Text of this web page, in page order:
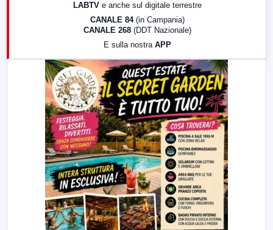
LabNews (replica)
LABTV e anche sul digitale terrestre
CANALE 84 (in Campania)
CANALE 268 (DDT Nazionale)
E sulla nostra APP